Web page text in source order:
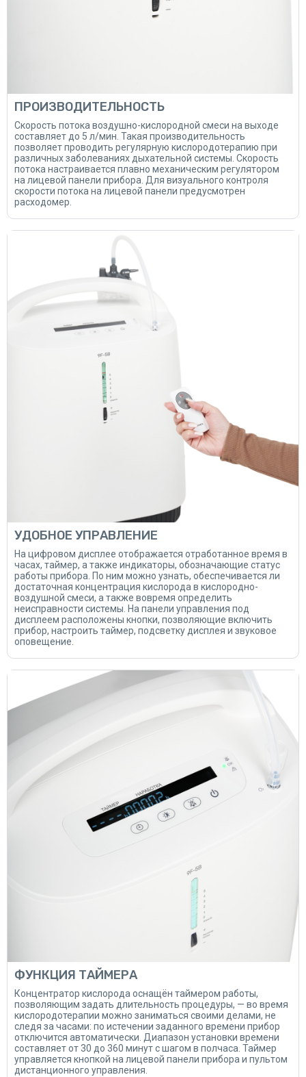
ПРОИЗВОДИТЕЛЬНОСТЬ
Скорость потока воздушно-кислородной смеси на выходе
составляет до 5 л/мин. Такая производительность
позволяет проводить регулярную кислородотерапию при
различных заболеваниях дыхательной системы. Скорость
потока настраивается плавно механическим регулятором
на лицевой панели прибора. Для визуального контроля
скорости потока на лицевой панели предусмотрен
расходомер.
УДОБНОЕ УПРАВЛЕНИЕ
На цифровом дисплее отображается отработанное время в
часах, таймер, а также индикаторы, обозначающие статус
работы прибора. По ним можно узнать, обеспечивается ли
достаточная концентрация кислорода в кислородно-
воздушной смеси, а также вовремя определить
неисправности системы. На панели управления под
дисплеем расположены кнопки, позволяющие включить
прибор, настроить таймер, подсветку дисплея и звуковое
оповещение.
ФУНКЦИЯ ТАЙМЕРА
Концентратор кислорода оснащён таймером работы,
позволяющим задать длительность процедуры, — во время
кислородотерапии можно заниматься своими делами, не
следя за часами: по истечении заданного времени прибор
отключится автоматически. Диапазон установки времени
составляет от 30 до 360 минут с шагом в полчаса. Таймер
управляется кнопкой на лицевой панели прибора и пультом
дистанционного управления.